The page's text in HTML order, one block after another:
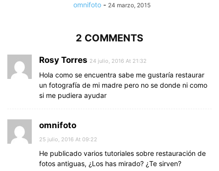
omnifoto - 24 marzo, 2015
2 COMMENTS
Rosy Torres 24 julio, 2016 At 21:32
Hola como se encuentra sabe me gustaría restaurar
un fotografía de mi madre pero no se donde ni como
si me pudiera ayudar
omnifoto
25 julio, 2016 At 09:22
He publicado varios tutoriales sobre restauración de
fotos antiguas, ¿Los has mirado? ¿Te sirven?